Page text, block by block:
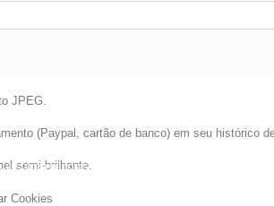
JPEG.
(Paypal, cartão de banco) em seu histórico
semi-brilhante.
preferências, analisando seus hábitos
Cookies